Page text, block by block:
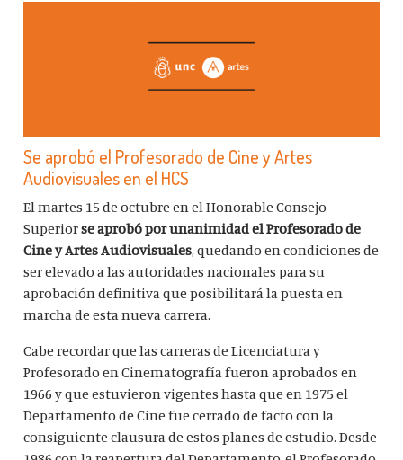
Se aprobó el Profesorado de Cine y Artes
Audiovisuales en el HCS
El martes 15 de octubre en el Honorable Consejo
Superiorse aprobó por unanimidad el Profesorado de
Cine y Artes Audiovisuales, quedando en condiciones de
ser elevado a las autoridades nacionales para su
aprobación definitiva que posibilitará la puesta en
marcha de esta nueva carrera.
Cabe recordar que las carreras de Licenciatura y
Profesorado en Cinematografía fueron aprobados en
1966 y que estuvieron vigentes hasta que en 1975 el
Departamento de Cine fue cerrado de facto con la
consiguiente clausura de estos planes de estudio. Desde